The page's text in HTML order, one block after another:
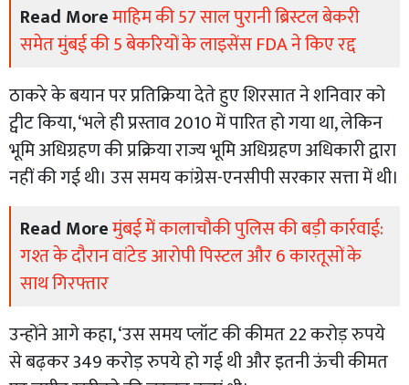
Read Moreमाहिम की 57 साल पुरानी ब्रिस्टल बेकरी
समेत मुंबई की 5 बेकरियों के लाइसेंस FDA ने किए रद्द
ठाकरे के बयान पर प्रतिक्रिया देते हुए शिरसात ने शनिवार को
ट्वीट किया, ‘भले ही प्रस्ताव 2010 में पारित हो गया था, लेकिन
भूमि अधिग्रहण की प्रक्रिया राज्य भूमि अधिग्रहण अधिकारी द्वारा
नहीं की गई थी। उस समय कांग्रेस-एनसीपी सरकार सत्ता में थी।
Read Moreमुंबई में कालाचौकी पुलिस की बड़ी कार्रवाई:
गश्त के दौरान वांटेड आरोपी पिस्टल और 6 कारतूसों के
साथ गिरफ्तार
उन्होंने आगे कहा, ‘उस समय प्लॉट की कीमत 22 करोड़ रुपये
से बढ़कर 349 करोड़ रुपये हो गई थी और इतनी ऊंची कीमत